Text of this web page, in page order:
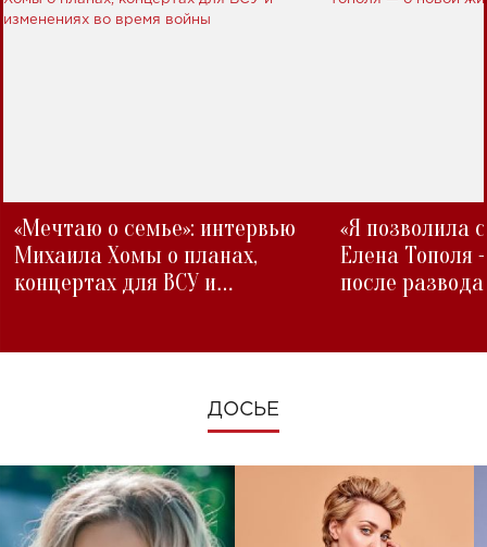
«Мечтаю о семье»: интервью
Михаила Хомы о планах,
концертах для ВСУ и
«Я позволила
Елена Тополя
после развода
ДОСЬЕ